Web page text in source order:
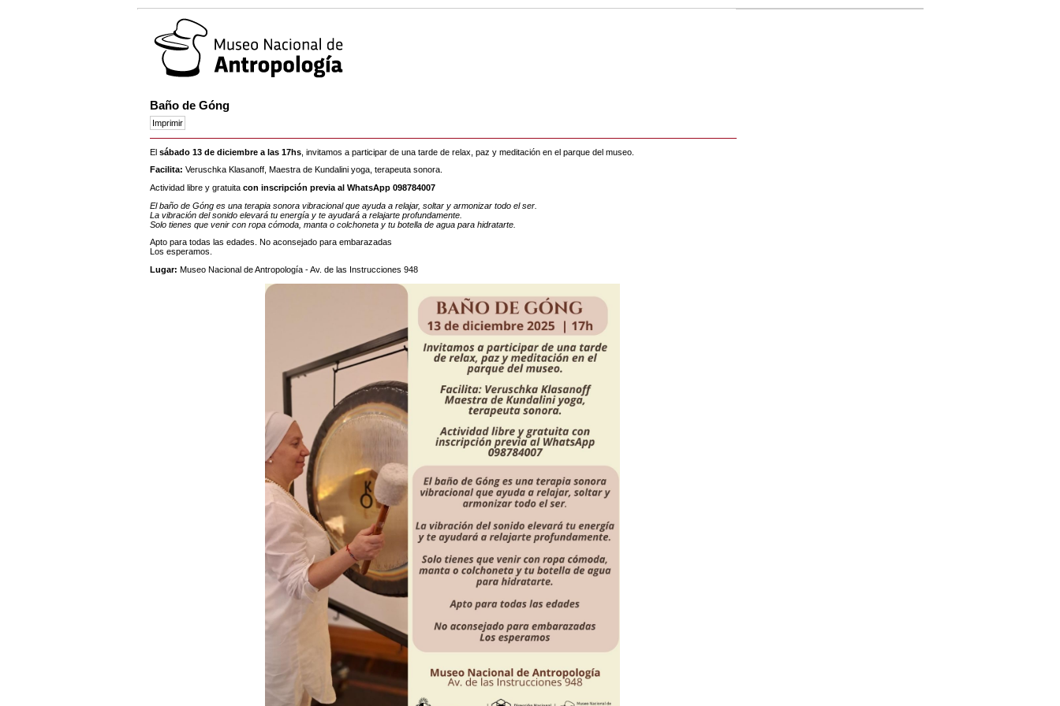
Baño de Góng
El sábado 13 de diciembre a las 17hs, invitamos a participar de una tarde de relax, paz y meditación en el parque del museo.
Facilita: Veruschka Klasanoff, Maestra de Kundalini yoga, terapeuta sonora.
Actividad libre y gratuita con inscripción previa al WhatsApp 098784007
El baño de Góng es una terapia sonora vibracional que ayuda a relajar, soltar y armonizar todo el ser.
La vibración del sonido elevará tu energía y te ayudará a relajarte profundamente.
Solo tienes que venir con ropa cómoda, manta o colchoneta y tu botella de agua para hidratarte.
Apto para todas las edades. No aconsejado para embarazadas
Los esperamos.
Lugar: Museo Nacional de Antropología - Av. de las Instrucciones 948